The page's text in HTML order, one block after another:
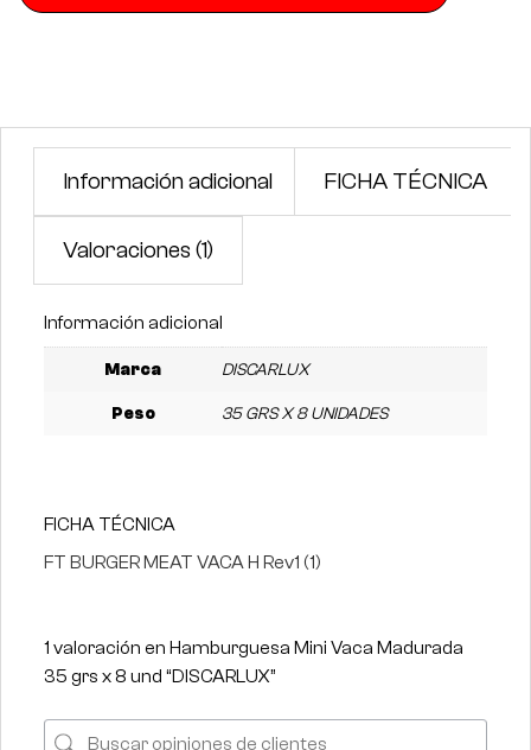
Información adicional FICHA TÉCNICA
Valoraciones (1)
Información adicional
Marca DISCARLUX
Peso 35 GRS X 8 UNIDADES
FICHA TÉCNICA
FT BURGER MEAT VACA H Rev1 (1)
1 valoración en Hamburguesa Mini Vaca Madurada
35 grs x 8 und “DISCARLUX”